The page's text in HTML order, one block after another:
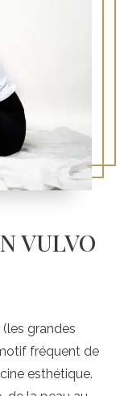
VULVO
grandes
fréquent de
esthétique.